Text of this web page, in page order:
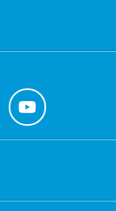
Ga
naar
Youtube